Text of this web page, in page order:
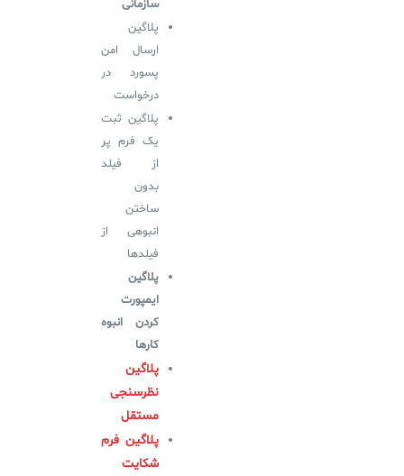
سازمانی
پلاگین
ارسال امن
پسورد در
درخواست
پلاگین ثبت
یک فرم پر
از فیلد
بدون
ساختن
انبوهی از
فیلدها
پلاگین
ایمپورت
کردن انبوه
کارها
پلاگین
نظرسنجی
مستقل
پلاگین فرم
شکایت